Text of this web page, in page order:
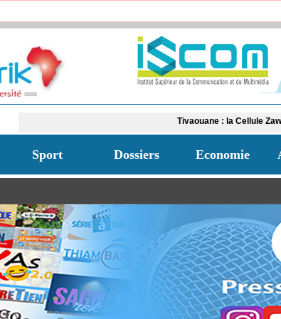
​Tivaouane : la Cellule Zawiya
Sport Dossiers Economie